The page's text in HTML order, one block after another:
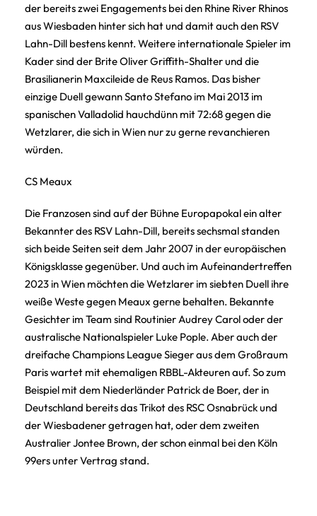
der bereits zwei Engagements bei den Rhine River Rhinos
aus Wiesbaden hinter sich hat und damit auch den RSV
Lahn-Dill bestens kennt. Weitere internationale Spieler im
Kader sind der Brite Oliver Griffith-Shalter und die
Brasilianerin Maxcileide de Reus Ramos. Das bisher
einzige Duell gewann Santo Stefano im Mai 2013 im
spanischen Valladolid hauchdünn mit 72:68 gegen die
Wetzlarer, die sich in Wien nur zu gerne revanchieren
würden.
CS Meaux
Die Franzosen sind auf der Bühne Europapokal ein alter
Bekannter des RSV Lahn-Dill, bereits sechsmal standen
sich beide Seiten seit dem Jahr 2007 in der europäischen
Königsklasse gegenüber. Und auch im Aufeinandertreffen
2023 in Wien möchten die Wetzlarer im siebten Duell ihre
weiße Weste gegen Meaux gerne behalten. Bekannte
Gesichter im Team sind Routinier Audrey Carol oder der
australische Nationalspieler Luke Pople. Aber auch der
dreifache Champions League Sieger aus dem Großraum
Paris wartet mit ehemaligen RBBL-Akteuren auf. So zum
Beispiel mit dem Niederländer Patrick de Boer, der in
Deutschland bereits das Trikot des RSC Osnabrück und
der Wiesbadener getragen hat, oder dem zweiten
Australier Jontee Brown, der schon einmal bei den Köln
99ers unter Vertrag stand.